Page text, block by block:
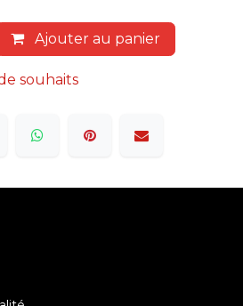
Ajouter au panier
souhaits